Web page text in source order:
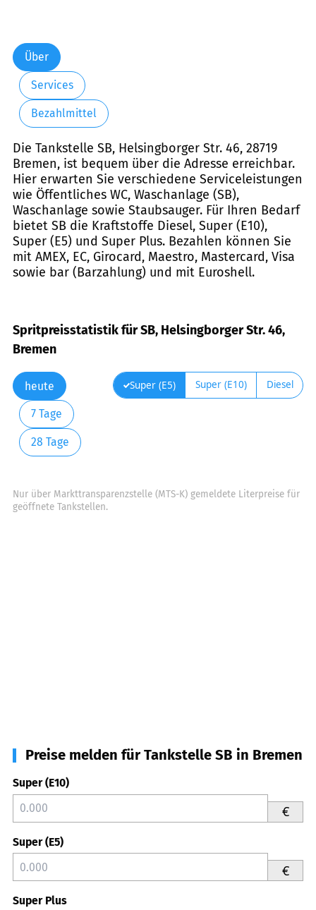
Über
Services
Bezahlmittel
Die Tankstelle SB, Helsingborger Str. 46, 28719
Bremen, ist bequem über die Adresse erreichbar.
Hier erwarten Sie verschiedene Serviceleistungen
wie Öffentliches WC, Waschanlage (SB),
Waschanlage sowie Staubsauger. Für Ihren Bedarf
bietet SB die Kraftstoffe Diesel, Super (E10),
Super (E5) und Super Plus. Bezahlen können Sie
mit AMEX, EC, Girocard, Maestro, Mastercard, Visa
sowie bar (Barzahlung) und mit Euroshell.
Spritpreisstatistik für SB, Helsingborger Str. 46,
Bremen
heute
7 Tage
28 Tage
Super (E5) Super (E10) Diesel
Nur über Markttransparenzstelle (MTS-K) gemeldete Literpreise für
geöffnete Tankstellen.
Preise melden für Tankstelle SB in Bremen
Super (E10)
€
Super (E5)
€
Super Plus